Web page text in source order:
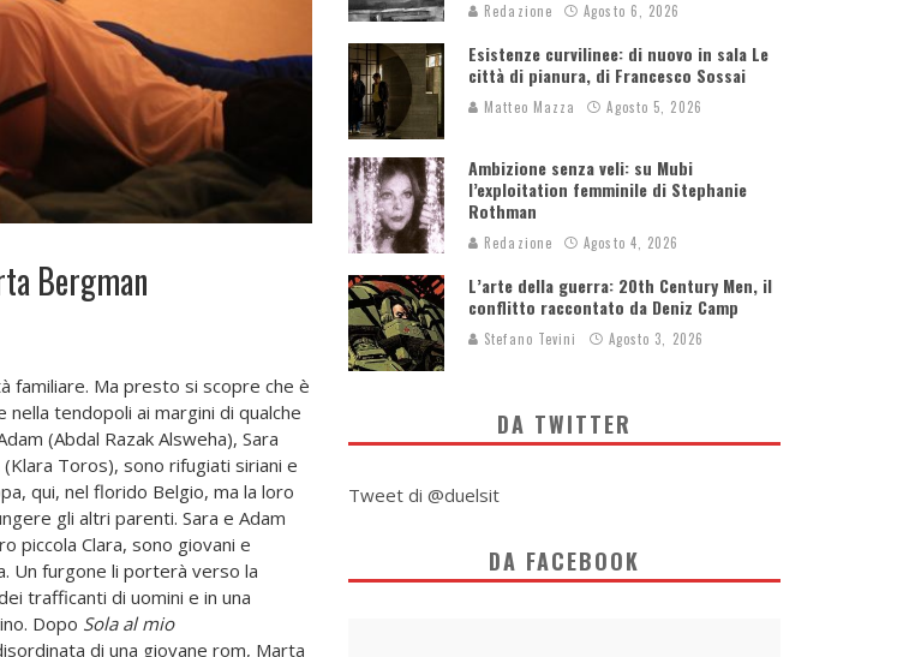
Bergman
familiare. Ma presto si scopre che è
nella tendopoli ai margini di qualche
(Abdal Razak Alsweha), Sara
Toros), sono rifugiati siriani e
qui, nel florido Belgio, ma la loro
gli altri parenti. Sara e Adam
piccola Clara, sono giovani e
Un furgone li porterà verso la
trafficanti di uomini e in una
Dopo Sola al mio
di una giovane rom, Marta
Redazione Agosto 6, 2026
Esistenze curvilinee: di nuovo in sala Le
città di pianura, di Francesco Sossai
Matteo Mazza Agosto 5, 2026
Ambizione senza veli: su Mubi
l’exploitation femminile di Stephanie
Rothman
Redazione Agosto 4, 2026
L’arte della guerra: 20th Century Men, il
conflitto raccontato da Deniz Camp
Stefano Tevini Agosto 3, 2026
DA TWITTER
Tweet di @duelsit
DA FACEBOOK